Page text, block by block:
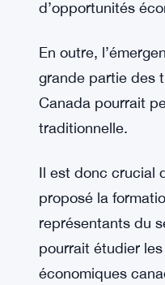
des stablecoins
Néanmoins, il
excessive. Une
secteur des
d’opportunités
En outre,
grande partie des
Canada pourrait